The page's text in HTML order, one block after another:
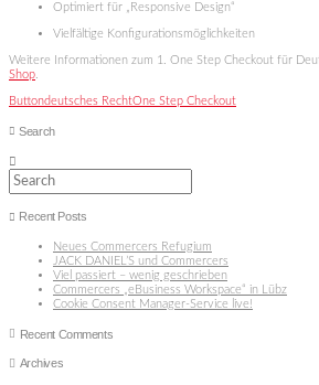
Optimiert für „Responsive Design“
Vielfältige Konfigurationsmöglichkeiten
Weitere Informationen zum 1. One Step Checkout für
Shop.
Buttondeutsches RechtOne Step Checkout
Search
Search
Recent Posts
Neues Commercers Refugium
JACK DANIEL’S und Commercers
Viel passiert – wenig geschrieben
Commercers „eBusiness Workspace“ in Lübz
Cookie Consent Manager-Service live!
Recent Comments
Archives